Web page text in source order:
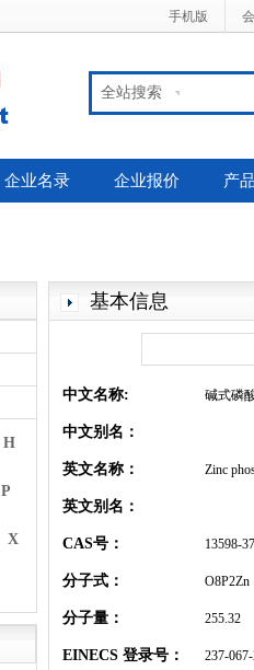
手机版
全站搜索
企业名录 企业报价 产
H
P
X
基本信息
中文名称: 碱式磷
中文别名：
英文名称： Zinc
英文别名：
CAS号： 13598-
分子式： O8P2Zn
分子量： 255.32
EINECS 登录号： 237-